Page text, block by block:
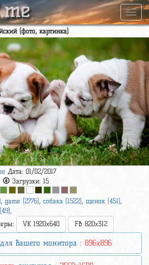
(фото, картинка)
Дата: 01/02/2017
Загрузки: 15
, game (2776), собака (1522), щенок (451),
,
VK 1920x640 FB 820x312
для вашего монитора : 896x896